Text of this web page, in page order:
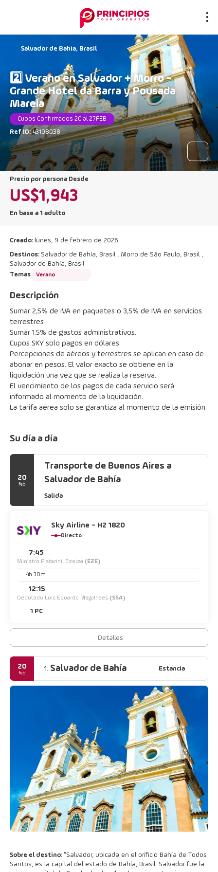
2️⃣ Verano en Salvador + Morro -
Grande Hotel da Barra y Pousada
Mareia
Cupos Confirmados 20 al 27FEB
Ref ID:43108038
Salvador de Bahía, Brasil
precio por persona Desde
US$1,943
En base a 1 adulto
Creado: lunes, 9 de febrero de 2026
Destinos: Salvador de Bahía, Brasil , Morro de São Paulo, Brasil ,
Salvador de Bahía, Brasil
Temas
Verano
Descripción
Sumar 2,5% de IVA en paquetes o 3,5% de IVA en servicios
terrestres
Sumar 1.5% de gastos administrativos.
Cupos SKY solo pagos en dólares.
Percepciones de aéreos y terrestres se aplican en caso de
abonar en pesos. El valor exacto se obtiene en la
liquidación una vez que se realiza la reserva.
El vencimiento de los pagos de cada servicio será
informado al momento de la liquidación.
La tarifa aérea solo se garantiza al momento de la emisión.
Su día a día
20
feb
Transporte de Buenos Aires a
Salvador de Bahía
Salida
Sky Airline - H2 1820
Directo
7:45
Ministro Pistarini, Ezeiza (EZE)
4h 30m
12:15
Deputado Luis Eduardo Magalhaes (SSA)
1 PC
Detalles
20
feb 1. Salvador de Bahía Estancia
Sobre el destino: "Salvador, ubicada en el orificio Bahía de Todos
Santos, es la capital del estado de Bahía, Brasil. Salvador fue la